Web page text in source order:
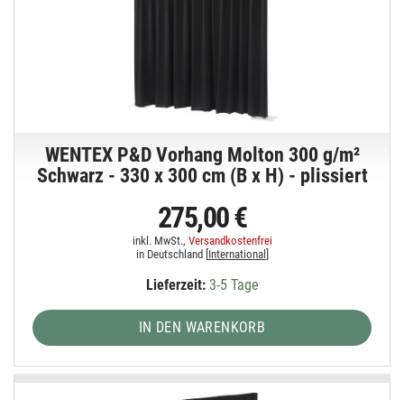
WENTEX P&D Vorhang Molton 300 g/m²
Schwarz - 330 x 300 cm (B x H) - plissiert
275,00 €
inkl. MwSt., Versandkostenfrei
in Deutschland [International]
Lieferzeit:3-5 Tage
IN DEN WARENKORB